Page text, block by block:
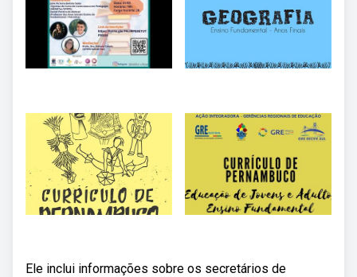
Ele inclui informações sobre os secretários de